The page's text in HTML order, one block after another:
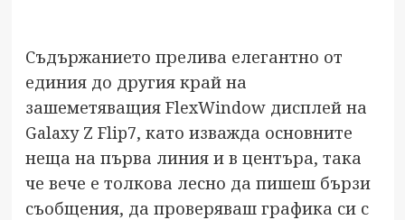
Съдържанието прелива елегантно от
единия до другия край на
зашеметяващия FlexWindow дисплей на
Galaxy Z Flip7, като изважда основните
неща на първа линия и в центъра, така
че вече е толкова лесно да пишеш бързи
съобщения, да проверяваш графика си с